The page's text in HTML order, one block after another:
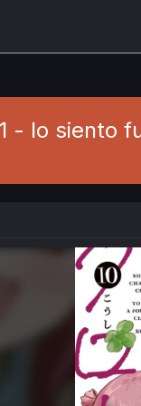
- lo siento